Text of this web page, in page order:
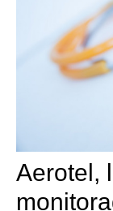
Aerotel,